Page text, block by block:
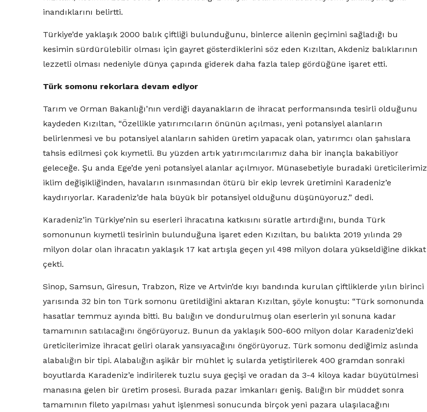
inandıklarını belirtti.
Türkiye’de yaklaşık 2000 balık çiftliği bulunduğunu, binlerce ailenin geçimini sağladığı bu
kesimin sürdürülebilir olması için gayret gösterdiklerini söz eden Kızıltan, Akdeniz balıklarının
lezzetli olması nedeniyle dünya çapında giderek daha fazla talep gördüğüne işaret etti.
Türk somonu rekorlara devam ediyor
Tarım ve Orman Bakanlığı’nın verdiği dayanakların de ihracat performansında tesirli olduğunu
kaydeden Kızıltan, “Özellikle yatırımcıların önünün açılması, yeni potansiyel alanların
belirlenmesi ve bu potansiyel alanların sahiden üretim yapacak olan, yatırımcı olan şahıslara
tahsis edilmesi çok kıymetli. Bu yüzden artık yatırımcılarımız daha bir inançla bakabiliyor
geleceğe. Şu anda Ege’de yeni potansiyel alanlar açılmıyor. Münasebetiyle buradaki üreticilerimiz
iklim değişikliğinden, havaların ısınmasından ötürü bir ekip levrek üretimini Karadeniz’e
kaydırıyorlar. Karadeniz’de hala büyük bir potansiyel olduğunu düşünüyoruz.” dedi.
Karadeniz’in Türkiye’nin su eserleri ihracatına katkısını süratle artırdığını, bunda Türk
somonunun kıymetli tesirinin bulunduğuna işaret eden Kızıltan, bu balıkta 2019 yılında 29
milyon dolar olan ihracatın yaklaşık 17 kat artışla geçen yıl 498 milyon dolara yükseldiğine dikkat
çekti.
Sinop, Samsun, Giresun, Trabzon, Rize ve Artvin’de kıyı bandında kurulan çiftliklerde yılın birinci
yarısında 32 bin ton Türk somonu üretildiğini aktaran Kızıltan, şöyle konuştu: “Türk somonunda
hasatlar temmuz ayında bitti. Bu balığın ve dondurulmuş olan eserlerin yıl sonuna kadar
tamamının satılacağını öngörüyoruz. Bunun da yaklaşık 500-600 milyon dolar Karadeniz’deki
üreticilerimize ihracat geliri olarak yansıyacağını öngörüyoruz. Türk somonu dediğimiz aslında
alabalığın bir tipi. Alabalığın aşikâr bir mühlet iç sularda yetiştirilerek 400 gramdan sonraki
boyutlarda Karadeniz’e indirilerek tuzlu suya geçişi ve oradan da 3-4 kiloya kadar büyütülmesi
manasına gelen bir üretim prosesi. Burada pazar imkanları geniş. Balığın bir müddet sonra
tamamının fileto yapılması yahut işlenmesi sonucunda birçok yeni pazara ulaşılacağını